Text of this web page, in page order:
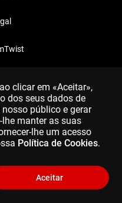
clicar em «Aceitar»,
dos seus dados de
público e gerar
manter as suas
lhe um acesso
Política de Cookies.
Aceitar